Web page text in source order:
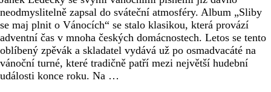
neodmyslitelně zapsal do sváteční atmosféry. Album „Sliby
se maj plnit o Vánocích“ se stalo klasikou, která provází
adventní čas v mnoha českých domácnostech. Letos se tento
oblíbený zpěvák a skladatel vydává už po osmadvacáté na
vánoční turné, které tradičně patří mezi největší hudební
události konce roku. Na …